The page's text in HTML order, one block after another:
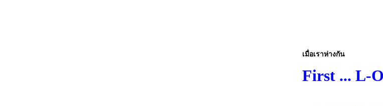
เมื่อเราห่างกัน
First ... L-